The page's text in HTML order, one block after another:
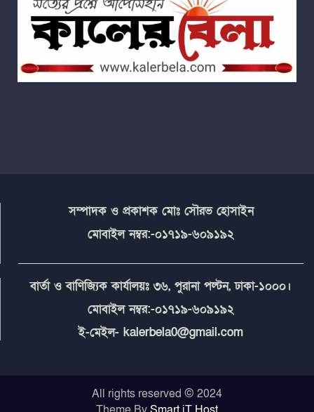
সম্পাদক ও প্রকাশক মোঃ সৌরভ হোসাইন
মোবাইল নম্বর:-০১৭১৯-৬০৯১৯২
বার্তা ও বাণিজ্যিক কার্যালয়ঃ ৩৬, পুরানা পল্টন, ঢাকা-১০০০।
মোবাইল নম্বর:-০১৭১৯-৬০৯১৯২
ই-মেইল- kalerbela0@gmail.com
All rights reserved © 2024